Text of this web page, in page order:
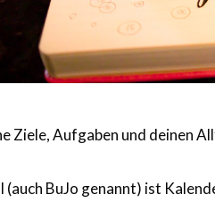
Ziele, Aufgaben und deinen
(auch BuJo genannt) ist